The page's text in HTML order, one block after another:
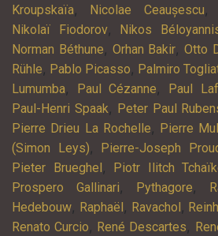
Kroupskaïa, Nicolae Ceaușescu,
Nikolaï Fiodorov, Nikos
Norman Béthune, Orhan Bakir, Otto
Rühle, Pablo Picasso, Palmiro
Lumumba, Paul Cézanne, Paul
Paul-Henri Spaak, Peter Paul
Pierre Drieu La Rochelle, Pierre
(Simon Leys), Pierre-Joseph
Pieter Brueghel , Piotr Ilitch
Prospero Gallinari, Pythagore,
Hedebouw, Raphaël , Ravachol ,
Renato Curcio, René Descartes,